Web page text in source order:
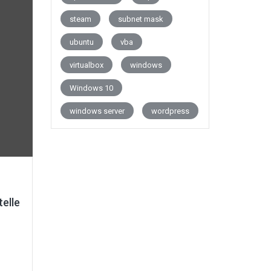
steam subnet mask
ubuntu vba
virtualbox windows
Windows 10
windows server wordpress